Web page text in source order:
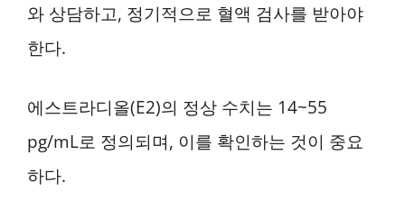
와 상담하고, 정기적으로 혈액 검사를 받아야
한다.
에스트라디올(E2)의 정상 수치는 14~55
pg/mL로 정의되며, 이를 확인하는 것이 중요
하다.